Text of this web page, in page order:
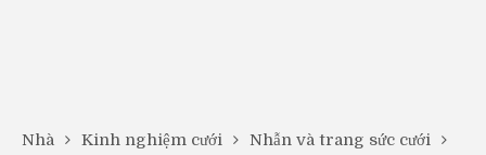
Nhà Kinh nghiệm cưới
Nhẫn và trang sức cưới